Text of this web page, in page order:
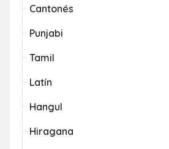
Cantonés
Punjabi
Tamil
Latín
Hangul
Hiragana